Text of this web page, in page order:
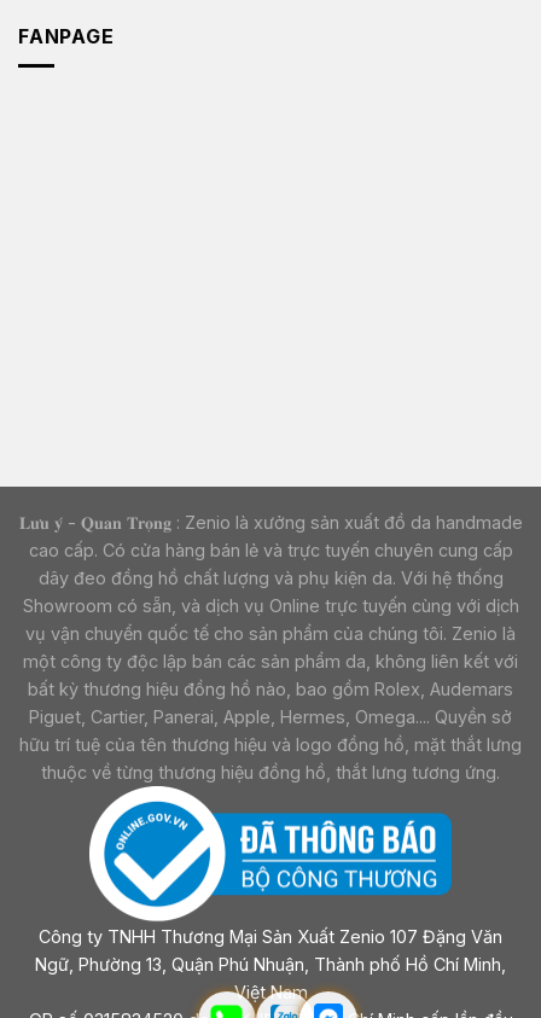
FANPAGE
𝐋𝐮̛𝐮 𝐲́ - 𝐐𝐮𝐚𝐧 𝐓𝐫𝐨̣𝐧𝐠 : Zenio là xưởng sản xuất đồ da handmade
cao cấp. Có cửa hàng bán lẻ và trực tuyến chuyên cung cấp
dây đeo đồng hồ chất lượng và phụ kiện da. Với hệ thống
Showroom có sẵn, và dịch vụ Online trực tuyến cùng với dịch
vụ vận chuyển quốc tế cho sản phẩm của chúng tôi. Zenio là
một công ty độc lập bán các sản phẩm da, không liên kết với
bất kỳ thương hiệu đồng hồ nào, bao gồm Rolex, Audemars
Piguet, Cartier, Panerai, Apple, Hermes, Omega.... Quyền sở
hữu trí tuệ của tên thương hiệu và logo đồng hồ, mặt thắt lưng
thuộc về từng thương hiệu đồng hồ, thắt lưng tương ứng.
Công ty TNHH Thương Mại Sản Xuất Zenio 107 Đặng Văn
Ngữ, Phường 13, Quận Phú Nhuận, Thành phố Hồ Chí Minh,
Việt Nam